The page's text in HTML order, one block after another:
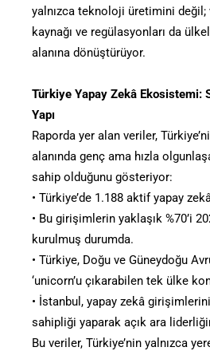
yalnızca teknoloji üretimini değil;
kaynağı ve regülasyonları da
alanına dönüştürüyor.
Türkiye Yapay Zekâ Ekosistemi:
Yapı
Raporda yer alan veriler,
alanında genç ama hızla
sahip olduğunu gösteriyor:
• Türkiye’de 1.188 aktif yapay
• Bu girişimlerin yaklaşık %70’i
kurulmuş durumda.
• Türkiye, Doğu ve Güneydoğu
‘unicorn’u çıkarabilen tek ülke
• İstanbul, yapay zekâ
sahipliği yaparak açık ara
Bu veriler, Türkiye’nin yalnızca